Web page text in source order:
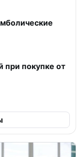
при покупке от